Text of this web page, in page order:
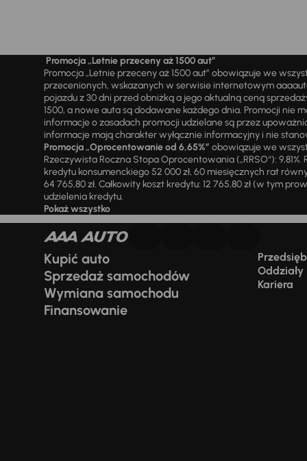
Promocja „Letnie przeceny aż 1500 aut”
Promocja „Letnie przeceny aż 1500 aut” obowiązuje we
przecenionych, wskazanych w serwisie internetowym
pojazdu z 30 dni przed obniżką a jego aktualną ceną
1500, a nowe auta są dodawane każdego dnia. Promocji nie
informacje o zasadach promocji udzielane są przez
informacje mają charakter wyłącznie informacyjny i nie
Promocja „Oprocentowanie od 6,65%” obowiązuje we
Rzeczywista Roczna Stopa Oprocentowania („RRSO“):
kredytu konsumenckiego 52 000 zł, 60 miesięcznych rat
64 765,80 zł. Całkowity koszt kredytu: 12 765,80 zł (w tym
udzielenia kredytu.
Pokaż wszystko
Kupić auto
Sprzedaż samochodów
Wymiana samochodu
Finansowanie
Oddziały
Kariera